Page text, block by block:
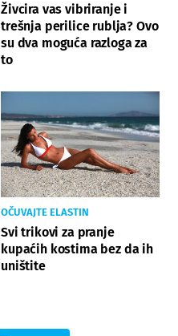
Živcira vas vibriranje i
trešnja perilice rublja? Ovo
su dva moguća razloga za
to
OČUVAJTE ELASTIN
Svi trikovi za pranje
kupaćih kostima bez da ih
uništite